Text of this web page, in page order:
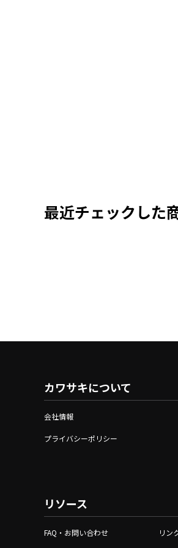
最近チェックした
カワサキについて
会社情報
プライバシーポリシー
リソース
FAQ・お問い合わせ リン